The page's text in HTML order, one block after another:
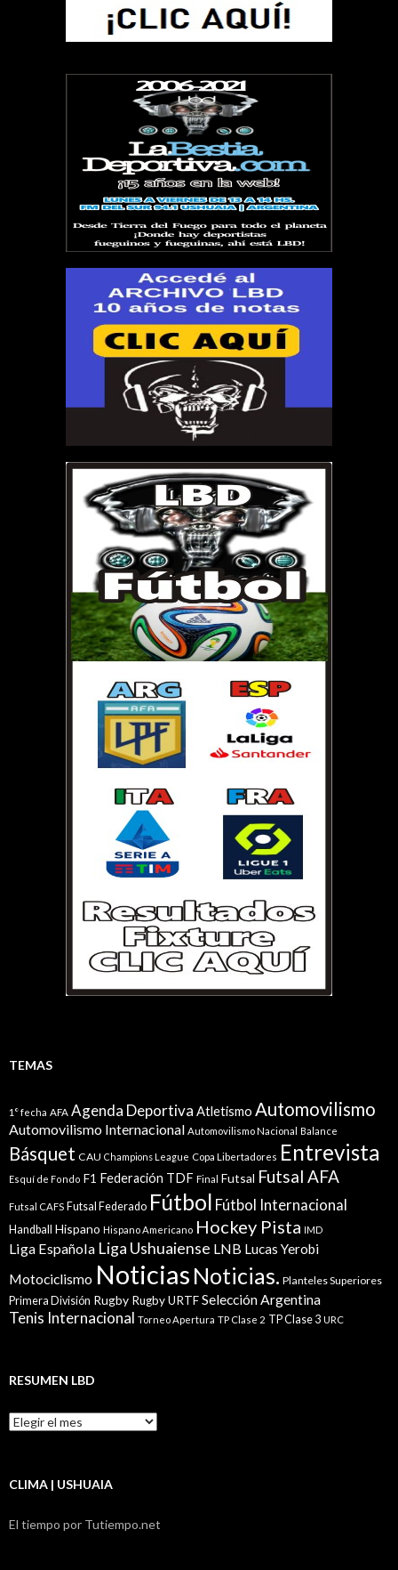
TEMAS
1° fecha AFA Agenda Deportiva Atletismo Automovilismo
Automovilismo Internacional Automovilismo Nacional Balance
Básquet CAU Champions League Copa Libertadores Entrevista
Esquí de Fondo F1 Federación TDF Final Futsal Futsal AFA
Futsal CAFS Futsal Federado Fútbol Fútbol Internacional
Handball Hispano Hispano Americano Hockey Pista IMD
Liga Española Liga Ushuaiense LNB Lucas Yerobi
Motociclismo Noticias Noticias. Planteles Superiores
Primera División Rugby Rugby URTFSelección Argentina
Tenis Internacional Torneo Apertura TP Clase 2 TP Clase 3 URC
RESUMEN LBD
Resumen
LBD
CLIMA | USHUAIA
El tiempo por Tutiempo.net